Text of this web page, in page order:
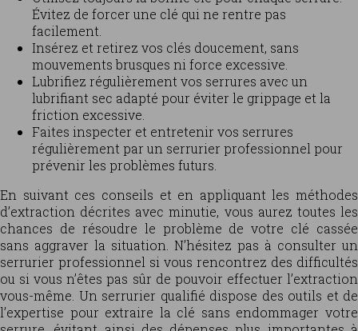
Évitez de forcer une clé qui ne rentre pas
facilement.
Insérez et retirez vos clés doucement, sans
mouvements brusques ni force excessive.
Lubrifiez régulièrement vos serrures avec un
lubrifiant sec adapté pour éviter le grippage et la
friction excessive.
Faites inspecter et entretenir vos serrures
régulièrement par un serrurier professionnel pour
prévenir les problèmes futurs.
En suivant ces conseils et en appliquant les méthodes
d’extraction décrites avec minutie, vous aurez toutes les
chances de résoudre le problème de votre clé cassée
sans aggraver la situation. N’hésitez pas à consulter un
serrurier professionnel si vous rencontrez des difficultés
ou si vous n’êtes pas sûr de pouvoir effectuer l’extraction
vous-même. Un serrurier qualifié dispose des outils et de
l’expertise pour extraire la clé sans endommager votre